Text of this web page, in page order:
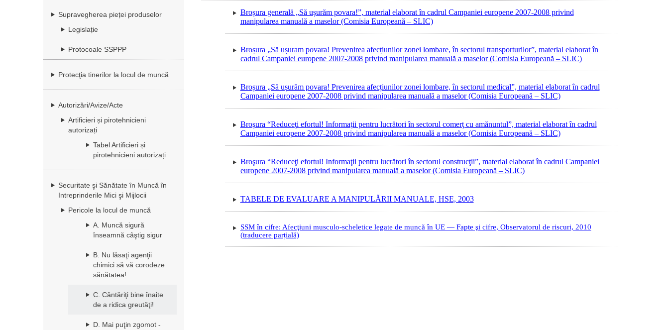
Supravegherea pieței produselor
Legislație
Protocoale SSPPP
Protecţia tinerilor la locul de muncă
Autorizări/Avize/Acte
Artificieri și pirotehnicieni
autorizați
Tabel Artificieri și
pirotehnicieni autorizați
Securitate şi Sănătate în Muncă în
Intreprinderile Mici şi Mijlocii
Pericole la locul de muncă
A. Muncă sigură
înseamnă câştig sigur
B. Nu lăsaţi agenţii
chimici să vă corodeze
sănătatea!
C. Cântăriţi bine înaite
de a ridica greutăţi!
D. Mai puţin zgomot -
Broșura generală „Să ușurăm povara!”, material elaborat în cadrul Campaniei europene 2007-2008 privind
manipularea manuală a maselor (Comisia Europeană – SLIC)
Broșura „Să ușuram povara! Prevenirea afecțiunilor zonei lombare, în sectorul transporturilor”, material elaborat în
cadrul Campaniei europene 2007-2008 privind manipularea manuală a maselor (Comisia Europeană – SLIC)
Broșura „Să ușurăm povara! Prevenirea afecțiunilor zonei lombare, în sectorul medical”, material elaborat în cadrul
Campaniei europene 2007-2008 privind manipularea manuală a maselor (Comisia Europeană – SLIC)
Broşura “Reduceţi efortul! Informaţii pentru lucrători în sectorul comerţ cu amănuntul”, material elaborat în cadrul
Campaniei europene 2007-2008 privind manipularea manuală a maselor (Comisia Europeană – SLIC)
Broşura “Reduceţi efortul! Informaţii pentru lucrători în sectorul construcţii”, material elaborat în cadrul Campaniei
europene 2007-2008 privind manipularea manuală a maselor (Comisia Europeană – SLIC)
TABELE DE EVALUARE A MANIPULĂRII MANUALE, HSE, 2003
SSM în cifre: Afecţiuni musculo-scheletice legate de muncă în UE — Fapte şi cifre, Observatorul de riscuri, 2010
(traducere parțială)